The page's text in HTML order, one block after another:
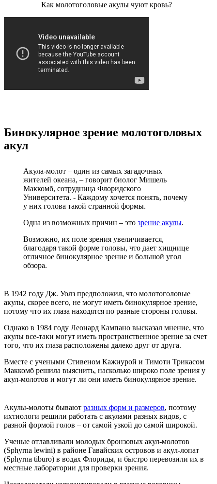
Как молотоголовые акулы чуют кровь?
Бинокулярное зрение молотоголовых
акул
Акула-молот – один из самых загадочных
жителей океана, – говорит биолог Мишель
Маккомб, сотрудница Флоридского
Университета. - Каждому хочется понять, почему
у них голова такой странной формы.
Одна из возможных причин – это зрение акулы.
Возможно, их поле зрения увеличивается,
благодаря такой форме головы, что дает хищнице
отличное бинокулярное зрение и большой угол
обзора.
В 1942 году Дж. Уолз предположил, что молотоголовые
акулы, скорее всего, не могут иметь бинокулярное зрение,
потому что их глаза находятся по разные стороны головы.
Однако в 1984 году Леонард Кампано высказал мнение, что
акулы все-таки могут иметь пространственное зрение за счет
того, что их глаза расположены далеко друг от друга.
Вместе с учеными Стивеном Кажиурой и Тимоти Трикасом
Маккомб решила выяснить, насколько широко поле зрения у
акул-молотов и могут ли они иметь бинокулярное зрение.
Акулы-молоты бывают разных форм и размеров, поэтому
ихтиологи решили работать с акулами разных видов, с
разной формой голов – от самой узкой до самой широкой.
Ученые отлавливали молодых бронзовых акул-молотов
(Sphyrna lewini) в районе Гавайских островов и акул-лопат
(Sphyrna tiburo) в водах Флориды, и быстро перевозили их в
местные лаборатории для проверки зрения.